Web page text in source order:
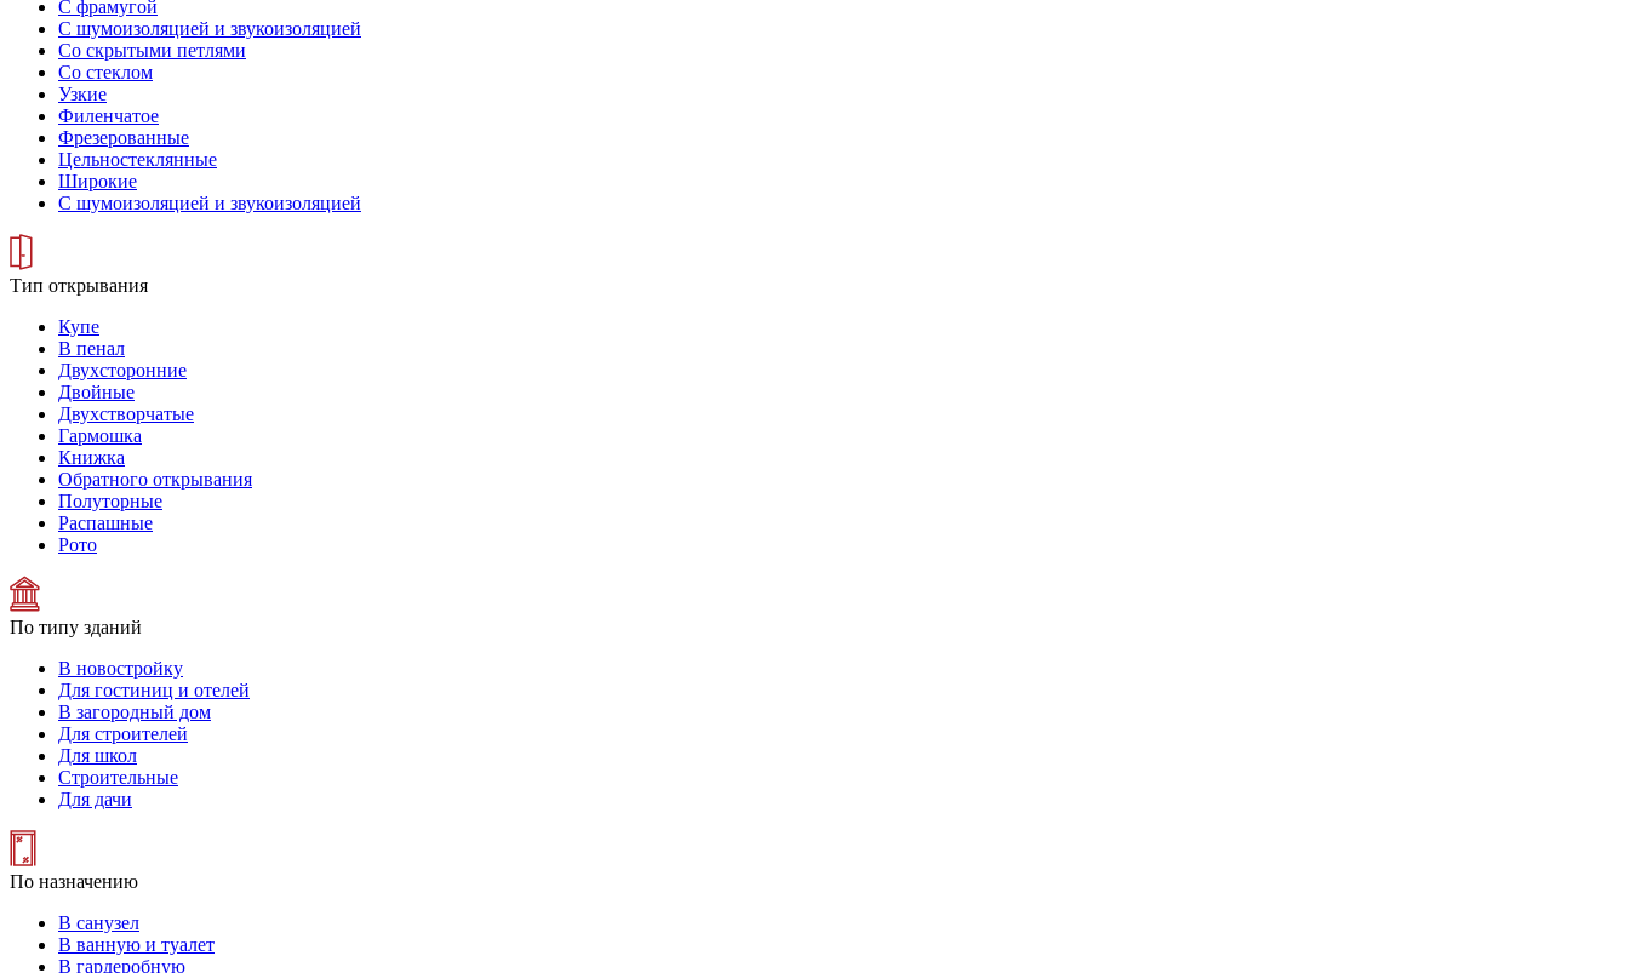
С фрамугой
С шумоизоляцией и звукоизоляцией
Со скрытыми петлями
Со стеклом
Узкие
Филенчатое
Фрезерованные
Цельностеклянные
Широкие
С шумоизоляцией и звукоизоляцией
Тип открывания
Купе
В пенал
Двухсторонние
Двойные
Двухстворчатые
Гармошка
Книжка
Обратного открывания
Полуторные
Распашные
Рото
По типу зданий
В новостройку
Для гостиниц и отелей
В загородный дом
Для строителей
Для школ
Строительные
Для дачи
По назначению
В санузел
В ванную и туалет
В гардеробную